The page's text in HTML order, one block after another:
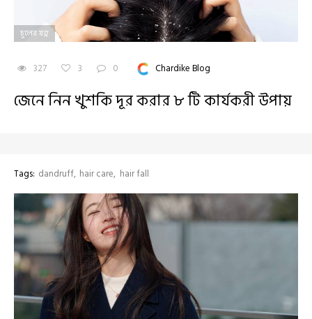
চুলের যত্ন
327 3 0 Chardike Blog
জেনে নিন খুশকি দূর করার ৮ টি কার্যকরী উপায়
Tags: dandruff hair care hair fall